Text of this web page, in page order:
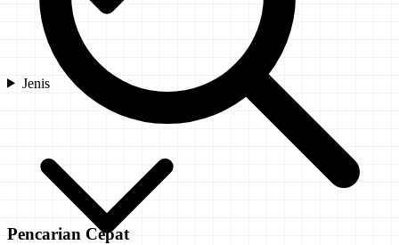
Jenis
Pencarian Cepat